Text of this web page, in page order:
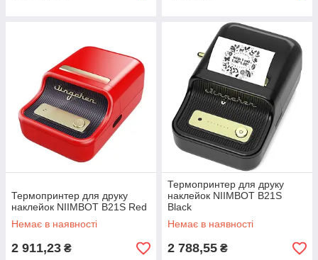
Термопринтер для друку
наклейок NIIMBOT B21S Red
Немає в наявності
2 911,23 ₴
Термопринтер для друку
наклейок NIIMBOT B21S
Black
Немає в наявності
2 788,55 ₴